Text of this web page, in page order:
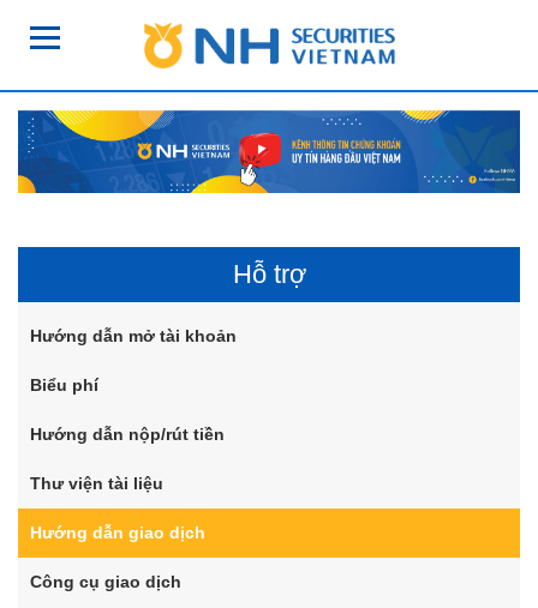
Hỗ trợ
Hướng dẫn mở tài khoản
Biểu phí
Hướng dẫn nộp/rút tiền
Thư viện tài liệu
Hướng dẫn giao dịch
Công cụ giao dịch